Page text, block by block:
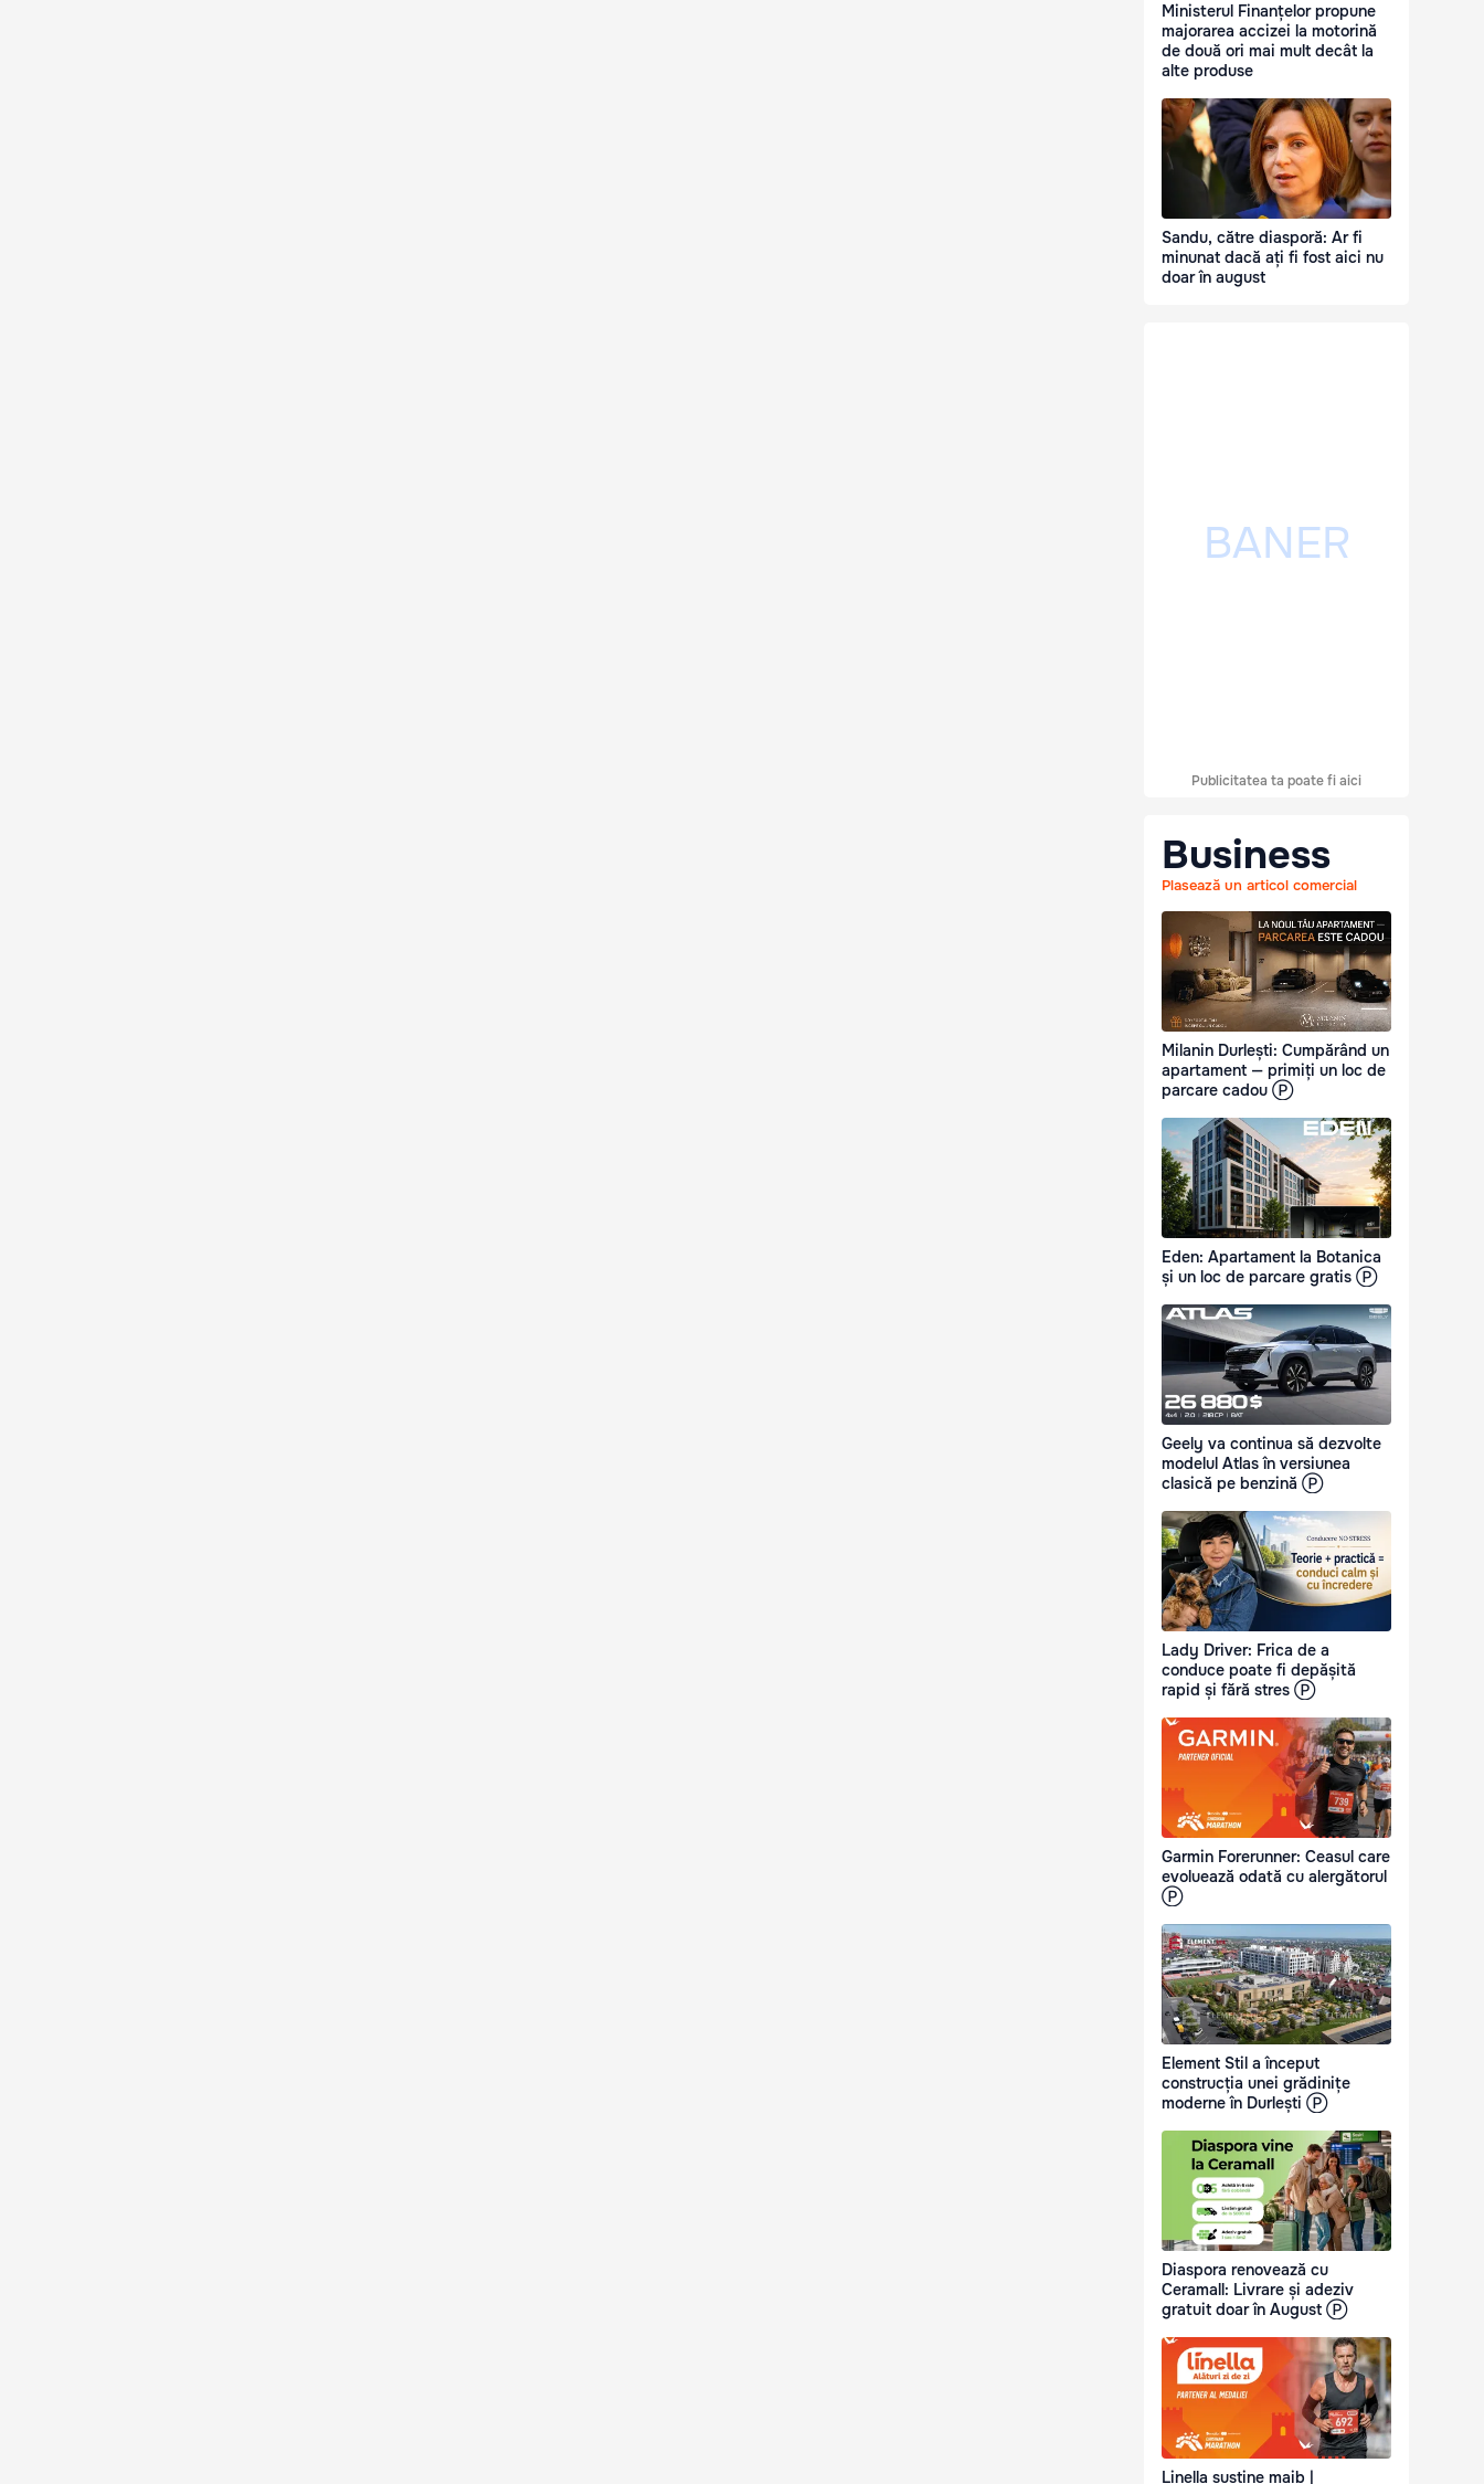
Ministerul Finanțelor propune
majorarea accizei la motorină
de două ori mai mult decât la
alte produse
Sandu, către diasporă: Ar fi
minunat dacă ați fi fost aici nu
doar în august
Publicitatea ta poate fi aici
Business
Plasează un articol comercial
Milanin Durlești: Cumpărând un
apartament — primiți un loc de
parcare cadou Ⓟ
Eden: Apartament la Botanica
și un loc de parcare gratis Ⓟ
Geely va continua să dezvolte
modelul Atlas în versiunea
clasică pe benzină Ⓟ
Lady Driver: Frica de a
conduce poate fi depășită
rapid și fără stres Ⓟ
Garmin Forerunner: Ceasul care
evoluează odată cu alergătorul
Ⓟ
Element Stil a început
construcția unei grădinițe
moderne în Durlești Ⓟ
Diaspora renovează cu
Ceramall: Livrare și adeziv
gratuit doar în August Ⓟ
Linella susține maib |